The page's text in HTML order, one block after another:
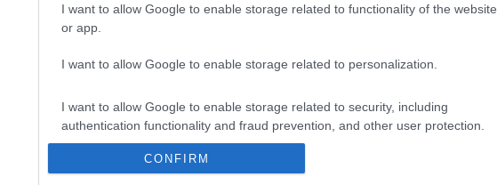
I want to allow Google to enable storage related to functionality of the website
or app.
I want to allow Google to enable storage related to personalization.
I want to allow Google to enable storage related to security, including
authentication functionality and fraud prevention, and other user protection.
CONFIRM
ΚΕΡΚΥΡΑΣ ΜΑΤΑΙΩΣΗ ΕΚΔΗΛΩΣΕΙΣ